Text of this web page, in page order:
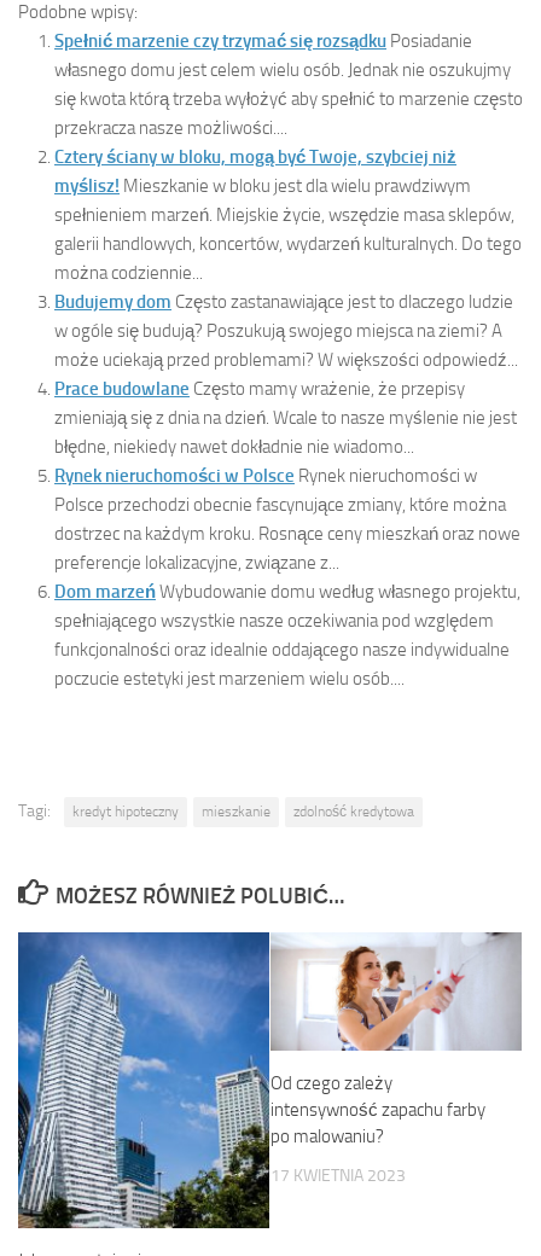
Podobne wpisy:
Spełnić marzenie czy trzymać się rozsądku Posiadanie
własnego domu jest celem wielu osób. Jednak nie oszukujmy
się kwota którą trzeba wyłożyć aby spełnić to marzenie często
przekracza nasze możliwości....
Cztery ściany w bloku, mogą być Twoje, szybciej niż
myślisz! Mieszkanie w bloku jest dla wielu prawdziwym
spełnieniem marzeń. Miejskie życie, wszędzie masa sklepów,
galerii handlowych, koncertów, wydarzeń kulturalnych. Do tego
można codziennie...
Budujemy dom Często zastanawiające jest to dlaczego ludzie
w ogóle się budują? Poszukują swojego miejsca na ziemi? A
może uciekają przed problemami? W większości odpowiedź...
Prace budowlane Często mamy wrażenie, że przepisy
zmieniają się z dnia na dzień. Wcale to nasze myślenie nie jest
błędne, niekiedy nawet dokładnie nie wiadomo...
Rynek nieruchomości w Polsce Rynek nieruchomości w
Polsce przechodzi obecnie fascynujące zmiany, które można
dostrzec na każdym kroku. Rosnące ceny mieszkań oraz nowe
preferencje lokalizacyjne, związane z...
Dom marzeńWybudowanie domu według własnego projektu,
spełniającego wszystkie nasze oczekiwania pod względem
funkcjonalności oraz idealnie oddającego nasze indywidualne
poczucie estetyki jest marzeniem wielu osób....
Tagi: kredyt hipoteczny mieszkanie zdolność kredytowa
MOŻESZ RÓWNIEŻ POLUBIĆ…
Od czego zależy
intensywność zapachu farby
po malowaniu?
17 KWIETNIA 2023